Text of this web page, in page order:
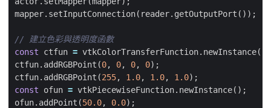
mapper. setInputConnection( reader. getOutputPort ());
const
ctfun = vtkColorTransferFunction. newInstance();
ctfun. addRGBPoint (0, 0, 0, 0);
ctfun. addRGBPoint (255, 1.0, 1.0, 1.0);
const
ofun = vtkPiecewiseFunction. newInstance();
ofun. addPoint (50.0, 0.0);